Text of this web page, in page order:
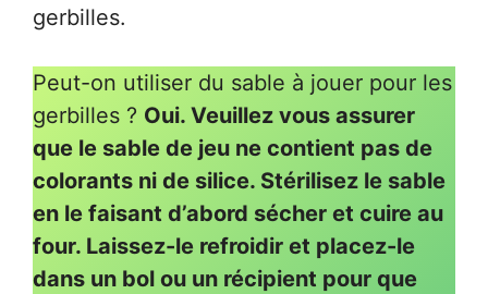
gerbilles.
Peut-on utiliser du sable à jouer pour les
gerbilles ? Oui. Veuillez vous assurer
que le sable de jeu ne contient pas de
colorants ni de silice. Stérilisez le sable
en le faisant d’abord sécher et cuire au
four. Laissez-le refroidir et placez-le
dans un bol ou un récipient pour que